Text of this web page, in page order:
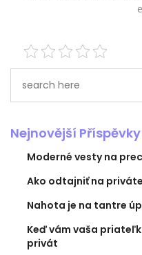
Nejnovější Příspěvky
Moderné vesty na
Ako odtajniť na
Nahota je na tantre
Keď vám vaša
privát